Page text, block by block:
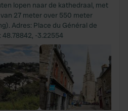
lopen naar de kathedraal, met
27 meter over 550 meter
Adres: Place du Général de
-3.22554